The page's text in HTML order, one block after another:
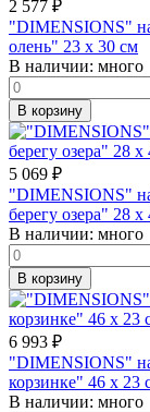
2 577 ₽
"DIMENSIONS"
олень" 23 x 30 см
В наличии: много
В корзину
5 069 ₽
"DIMENSIONS"
берегу озера" 28 x
В наличии: много
В корзину
6 993 ₽
"DIMENSIONS"
корзинке" 46 x 23
В наличии: много